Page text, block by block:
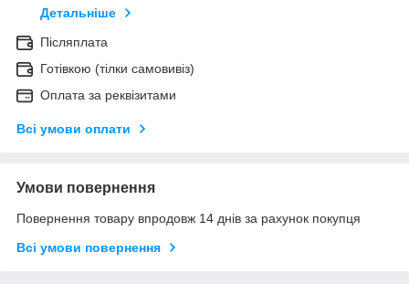
Детальніше
Післяплата
Готівкою (тілки самовивіз)
Оплата за реквізитами
Всі умови оплати
Умови повернення
Повернення товару впродовж 14 днів за рахунок покупця
Всі умови повернення